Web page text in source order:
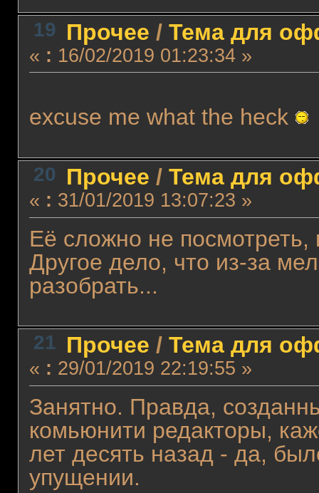
19 Прочее / Тема для
« : 16/02/2019 01:23:34 »
excuse me what the heck
20 Прочее / Тема для
« : 31/01/2019 13:07:23 »
Её сложно не
Другое дело, что из-за
разобрать...
21 Прочее / Тема для
« : 29/01/2019 22:19:55 »
Занятно. Правда,
комьюнити редакторы,
лет десять назад - да,
упущении.